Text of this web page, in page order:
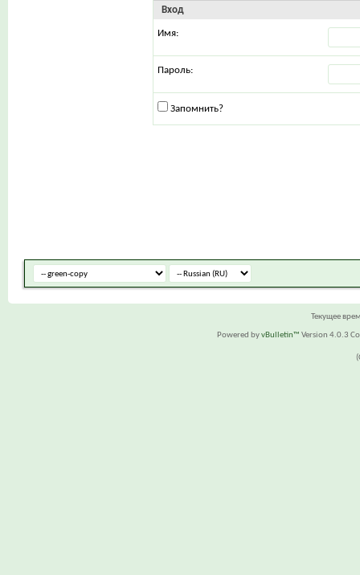
Вход
Имя:
Пароль:
Запомнить?
Текущее
Powered byvBulletin™ Version 4.0.3